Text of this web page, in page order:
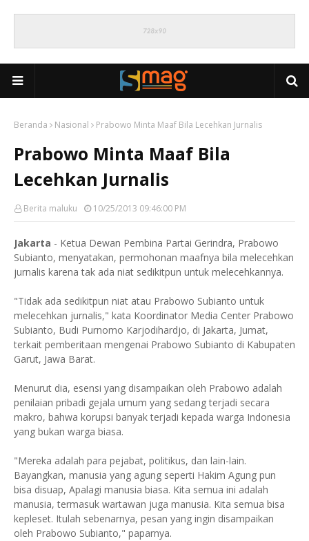
Beranda Nasional Prabowo Minta Maaf Bila Lecehkan Jurnalis
Prabowo Minta Maaf Bila
Lecehkan Jurnalis
Berita maluku 10/25/2013 09:46:00 PM
Jakarta - Ketua Dewan Pembina Partai Gerindra, Prabowo
Subianto, menyatakan, permohonan maafnya bila melecehkan
jurnalis karena tak ada niat sedikitpun untuk melecehkannya.
"Tidak ada sedikitpun niat atau Prabowo Subianto untuk
melecehkan jurnalis," kata Koordinator Media Center Prabowo
Subianto, Budi Purnomo Karjodihardjo, di Jakarta, Jumat,
terkait pemberitaan mengenai Prabowo Subianto di Kabupaten
Garut, Jawa Barat.
Menurut dia, esensi yang disampaikan oleh Prabowo adalah
penilaian pribadi gejala umum yang sedang terjadi secara
makro, bahwa korupsi banyak terjadi kepada warga Indonesia
yang bukan warga biasa.
"Mereka adalah para pejabat, politikus, dan lain-lain.
Bayangkan, manusia yang agung seperti Hakim Agung pun
bisa disuap, Apalagi manusia biasa. Kita semua ini adalah
manusia, termasuk wartawan juga manusia. Kita semua bisa
kepleset. Itulah sebenarnya, pesan yang ingin disampaikan
oleh Prabowo Subianto," paparnya.